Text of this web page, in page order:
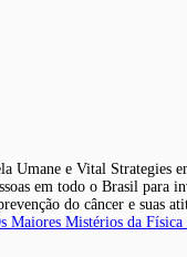
Umane e Vital Strategies
em todo o Brasil para
do câncer e suas
Maiores Mistérios da